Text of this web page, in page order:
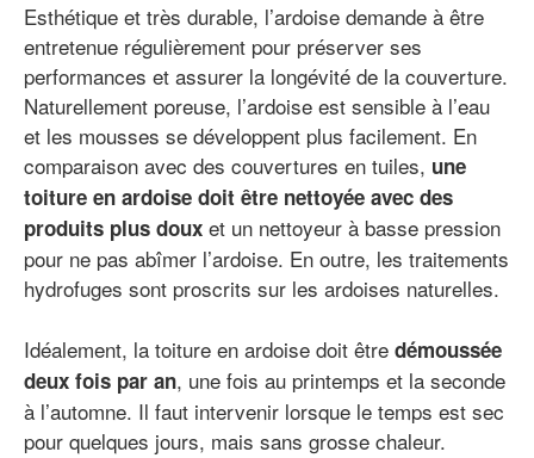
Esthétique et très durable, l’ardoise demande à être
entretenue régulièrement pour préserver ses
performances et assurer la longévité de la couverture.
Naturellement poreuse, l’ardoise est sensible à l’eau
et les mousses se développent plus facilement. En
comparaison avec des couvertures en tuiles, une
toiture en ardoise doit être nettoyée avec des
produits plus doux et un nettoyeur à basse pression
pour ne pas abîmer l’ardoise. En outre, les traitements
hydrofuges sont proscrits sur les ardoises naturelles.
Idéalement, la toiture en ardoise doit être démoussée
deux fois par an, une fois au printemps et la seconde
à l’automne. Il faut intervenir lorsque le temps est sec
pour quelques jours, mais sans grosse chaleur.